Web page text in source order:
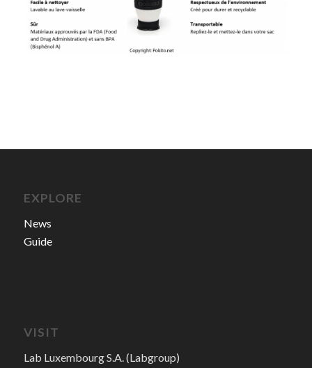
EXPLORE
News
Guide
VISIT
Lab Luxembourg S.A. (Labgroup)